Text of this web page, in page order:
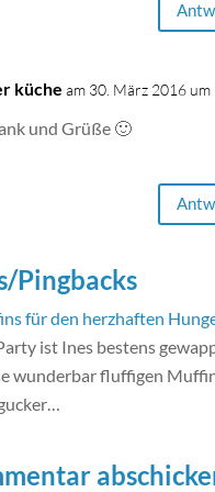
küche am 30. März 2016 um
und Grüße 🙂
Pingbacks
für den herzhaften
ist Ines bestens
wunderbar fluffigen